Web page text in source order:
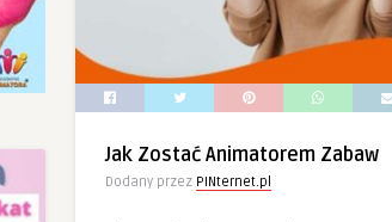
Jak Zostać Animatorem Zabaw
Dodany przez PINternet.pl